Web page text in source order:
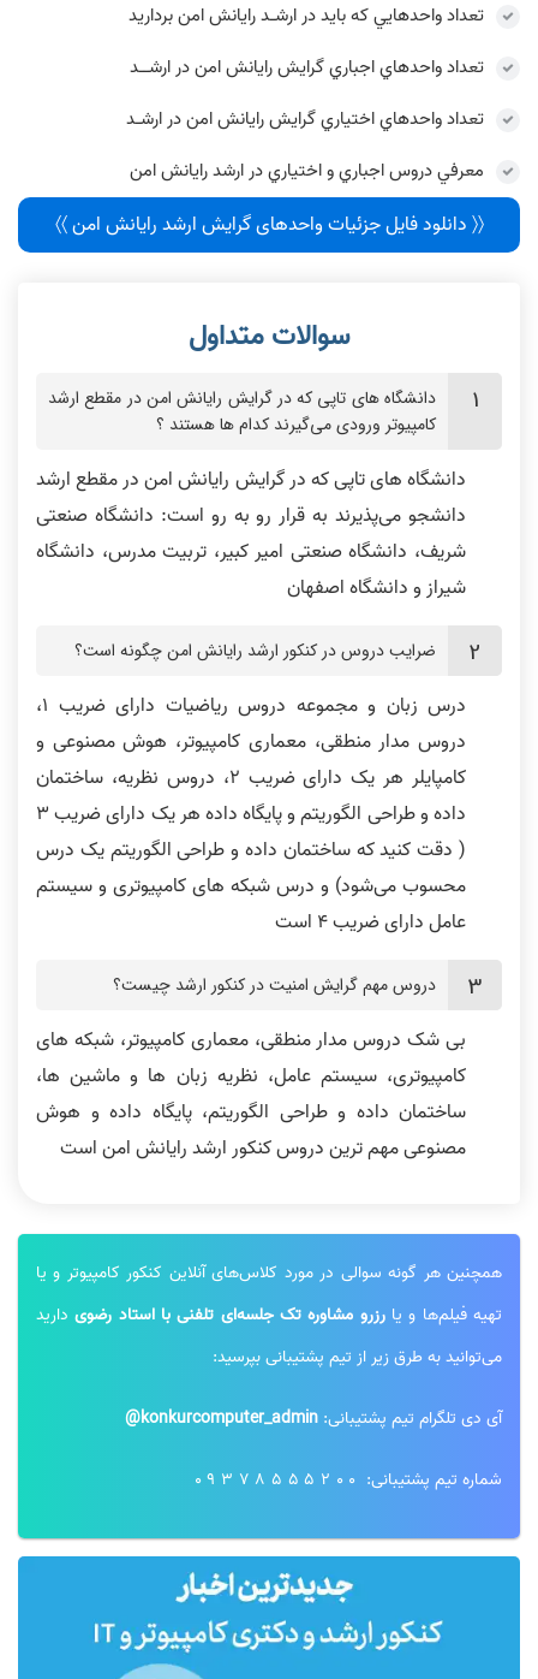
تعداد واحدهايي که بايد در ارشـد رایانش امن برداريد
تعداد واحدهاي اجباري گرایش رایانش امن در ارشــد
تعداد واحدهاي اختياري گرایش رایانش امن در ارشـد
معرفي دروس اجباري و اختياري در ارشد رایانش امن
〈〈 دانلود فایل جزئیات واحدهای گرایش ارشد رایانش امن 〉〉
دانشگاه های تاپی که در گرایش رایانش امن در مقطع ارشد
کامپیوتر ورودی می‌گیرند کدام ها هستند ؟
دانشگاه های تاپی که در گرایش رایانش امن در مقطع ارشد
دانشجو می‌پذیرند به قرار رو به رو است: دانشگاه صنعتی
شریف، دانشگاه صنعتی امیر کبیر، تربیت مدرس، دانشگاه
شیراز و دانشگاه اصفهان
ضرایب دروس در کنکور ارشد رایانش امن چگونه است؟
درس زبان و مجموعه دروس ریاضیات دارای ضریب 1،
دروس مدار منطقی، معماری کامپیوتر، هوش مصنوعی و
کامپایلر هر یک دارای ضریب 2، دروس نظریه، ساختمان
داده و طراحی الگوریتم و پایگاه داده هر یک دارای ضریب 3
( دقت کنید که ساختمان داده و طراحی الگوریتم یک درس
محسوب می‌شود) و درس شبکه های کامپیوتری و سیستم
عامل دارای ضریب 4 است
دروس مهم گرایش امنیت در کنکور ارشد چیست؟
بی شک دروس مدار منطقی، معماری کامپیوتر، شبکه های
کامپیوتری، سیستم عامل، نظریه زبان ها و ماشین ها،
ساختمان داده و طراحی الگوریتم، پایگاه داده و هوش
مصنوعی مهم ترین دروس کنکور ارشد رایانش امن است
همچنین هر گونه سوالی در مورد کلاس‌های آنلاین کنکور کامپیوتر و یا
تهیه فیلم‌ها و یارزرو مشاوره تک جلسه‌ای تلفنی با استاد رضویدارید
می‌توانید به طرق زیر از تیم پشتیبانی بپرسید:
آی دی تلگرام تیم پشتیبانی: konkurcomputer_admin@
شماره تیم پشتیبانی: 09378555200